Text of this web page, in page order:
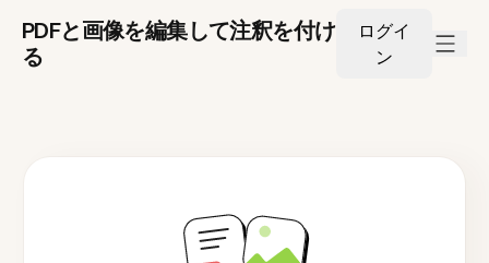
PDFと画像を編集して注釈を付け
る
ログイ
ン